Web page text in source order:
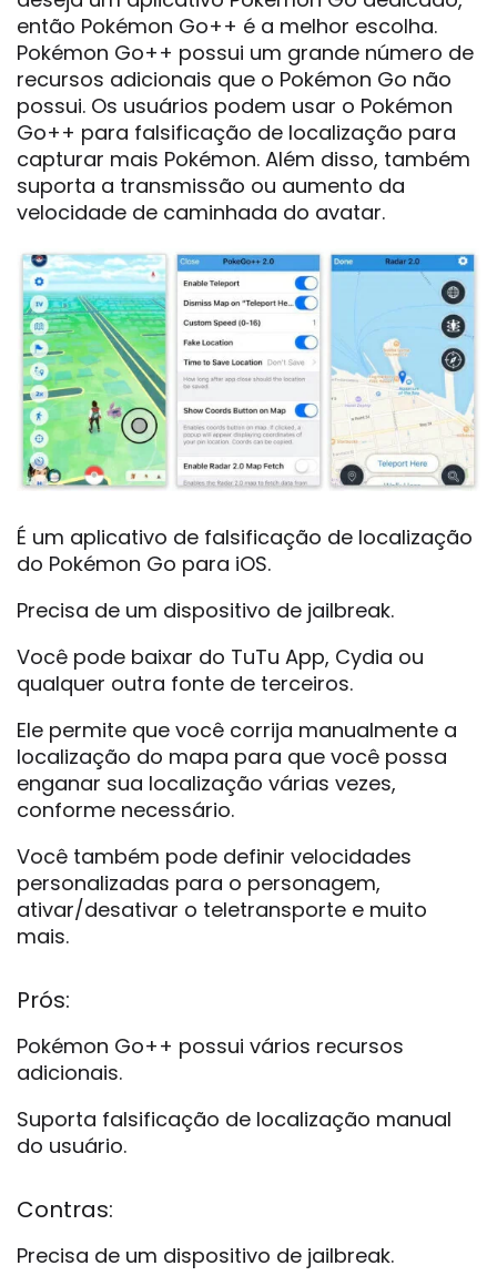
então Pokémon Go++ é a melhor escolha.
Pokémon Go++ possui um grande número de
recursos adicionais que o Pokémon Go não
possui. Os usuários podem usar o Pokémon
Go++ para falsificação de localização para
capturar mais Pokémon. Além disso, também
suporta a transmissão ou aumento da
velocidade de caminhada do avatar.
É um aplicativo de falsificação de localização
do Pokémon Go para iOS.
Precisa de um dispositivo de jailbreak.
Você pode baixar do TuTu App, Cydia ou
qualquer outra fonte de terceiros.
Ele permite que você corrija manualmente a
localização do mapa para que você possa
enganar sua localização várias vezes,
conforme necessário.
Você também pode definir velocidades
personalizadas para o personagem,
ativar/desativar o teletransporte e muito
mais.
Prós:
Pokémon Go++ possui vários recursos
adicionais.
Suporta falsificação de localização manual
do usuário.
Contras:
Precisa de um dispositivo de jailbreak.